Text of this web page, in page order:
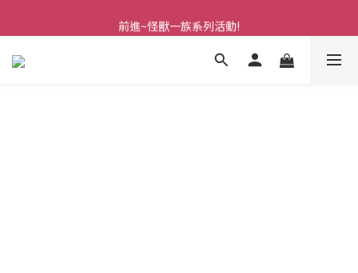
前進~怪獸一族系列活動!
前進~怪獸一族系列活動!